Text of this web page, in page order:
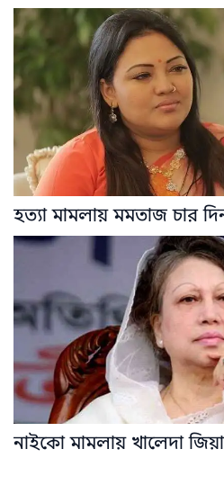
হত্যা মামলায় মমতাজ চার
নাইকো মামলায় খালেদা